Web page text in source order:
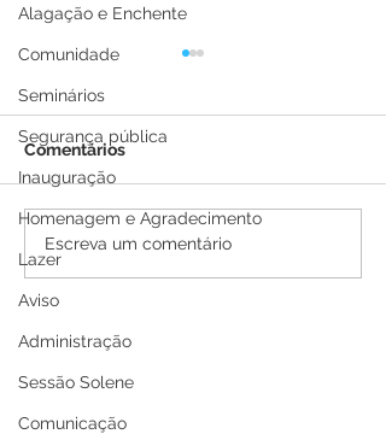
Alagação e Enchente
Comunidade
Seminários
Segurança pública
Inauguração
Homenagem e Agradecimento
Lazer
Aviso
Administração
Sessão Solene
Comunicação
Prefeitura de Brasiléia
realiza desfile cívico e
anos do município
Comentários
Escreva um comentário